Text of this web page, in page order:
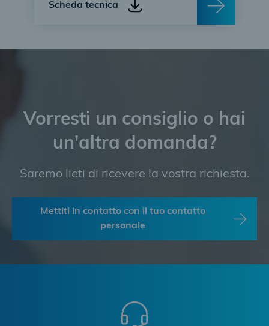
Scheda tecnica
Vorresti un consiglio o hai
un'altra domanda?
Saremo lieti di ricevere la vostra richiesta.
Mettiti in contatto con il tuo contatto
personale